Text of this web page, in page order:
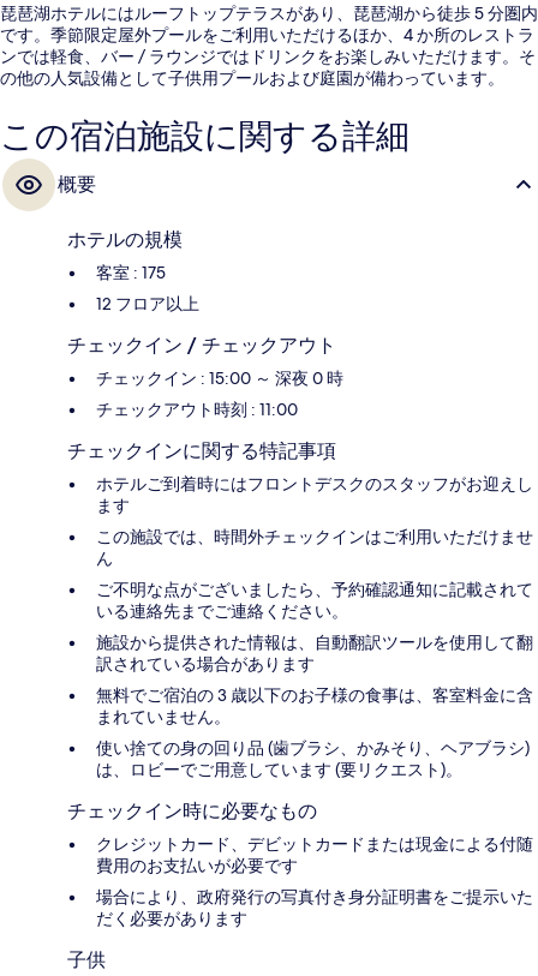
琵琶湖ホテルにはルーフトップテラスがあり、琵琶湖から徒歩 5 分圏内
です。季節限定屋外プールをご利用いただけるほか、4 か所のレストラ
ンでは軽食、バー / ラウンジではドリンクをお楽しみいただけます。そ
の他の人気設備として子供用プールおよび庭園が備わっています。
この宿泊施設に関する詳細
概要
ホテルの規模
客室 : 175
12 フロア以上
チェックイン / チェックアウト
チェックイン : 15:00 ～ 深夜 0 時
チェックアウト時刻 : 11:00
チェックインに関する特記事項
ホテルご到着時にはフロントデスクのスタッフがお迎えし
ます
この施設では、時間外チェックインはご利用いただけませ
ん
ご不明な点がございましたら、予約確認通知に記載されて
いる連絡先までご連絡ください。
施設から提供された情報は、自動翻訳ツールを使用して翻
訳されている場合があります
無料でご宿泊の 3 歳以下のお子様の食事は、客室料金に含
まれていません。
使い捨ての身の回り品 (歯ブラシ、かみそり、ヘアブラシ)
は、ロビーでご用意しています (要リクエスト)。
チェックイン時に必要なもの
クレジットカード、デビットカードまたは現金による付随
費用のお支払いが必要です
場合により、政府発行の写真付き身分証明書をご提示いた
だく必要があります
子供